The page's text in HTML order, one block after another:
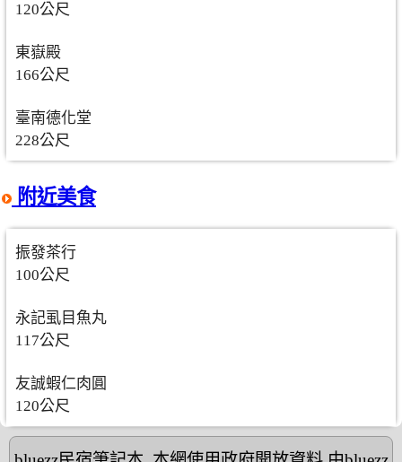
120公尺
東嶽殿
166公尺
臺南德化堂
228公尺
附近美食
振發茶行
100公尺
永記虱目魚丸
117公尺
友誠蝦仁肉圓
120公尺